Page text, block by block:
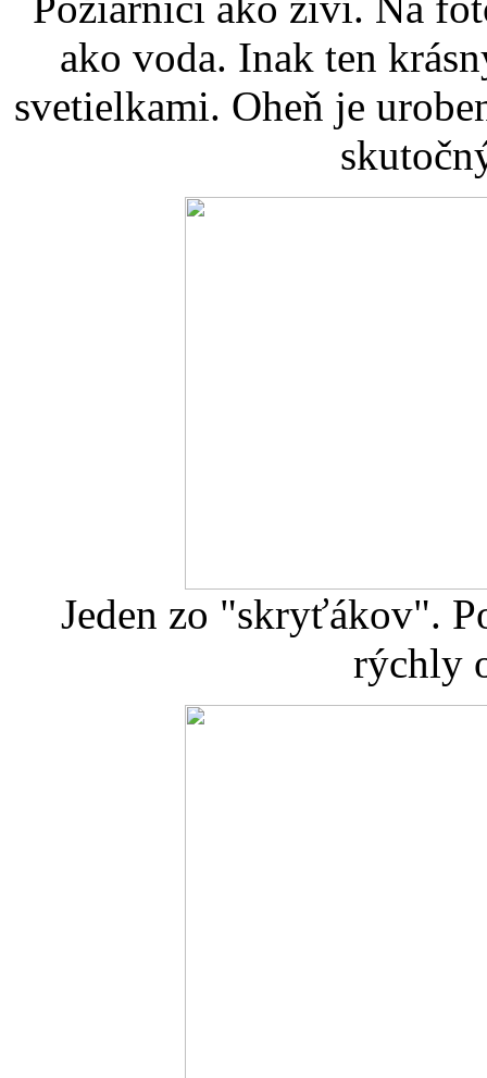
ako voda. Inak ten
svetielkami. Oheň je
Jeden zo "skryťákov".
rýchly